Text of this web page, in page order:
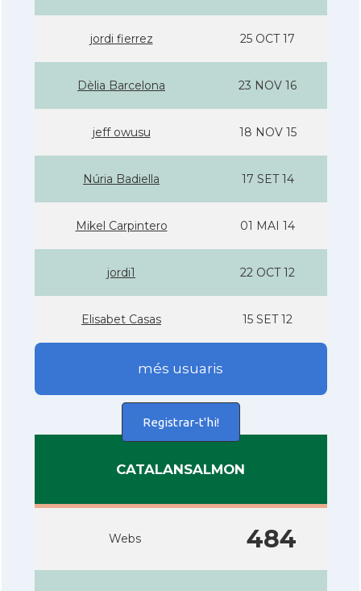
jordi fierrez 25 OCT 17
Dèlia Barcelona 23 NOV 16
jeff owusu 18 NOV 15
Núria Badiella 17 SET 14
Mikel Carpintero 01 MAI 14
jordi1 22 OCT 12
Elisabet Casas 15 SET 12
més usuaris
Registrar-t'hi!
CATALANSALMON
Webs 484